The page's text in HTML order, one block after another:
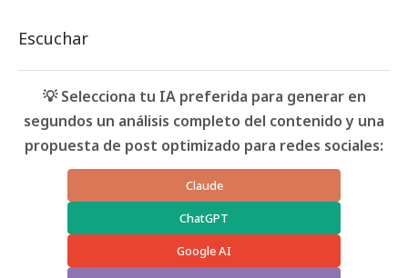
Escuchar
💡 Selecciona tu IA preferida para generar en
segundos un análisis completo del contenido y una
propuesta de post optimizado para redes sociales:
Claude
ChatGPT
Google AI